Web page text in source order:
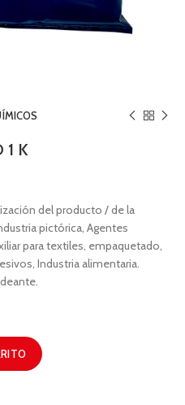
1 K
del producto / de la
pictórica, Agentes
para textiles, empaquetado,
Industria alimentaria.